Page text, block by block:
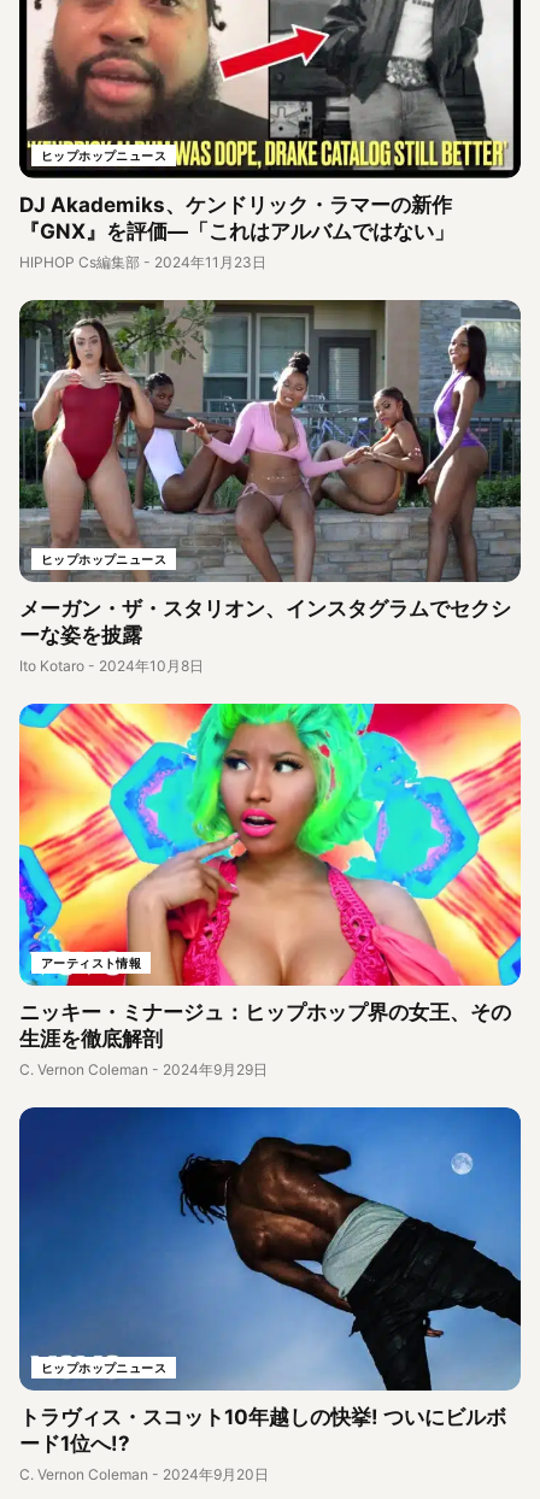
ヒップホップニュース
DJ Akademiks、ケンドリック・ラマーの新作
『GNX』を評価―「これはアルバムではない」
HIPHOP Cs編集部 - 2024年11月23日
ヒップホップニュース
メーガン・ザ・スタリオン、インスタグラムでセクシ
ーな姿を披露
Ito Kotaro - 2024年10月8日
アーティスト情報
ニッキー・ミナージュ：ヒップホップ界の女王、その
生涯を徹底解剖
C. Vernon Coleman - 2024年9月29日
ヒップホップニュース
トラヴィス・スコット10年越しの快挙! ついにビルボ
ード1位へ!?
C. Vernon Coleman - 2024年9月20日